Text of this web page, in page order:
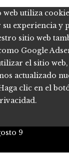
web utiliza
experiencia y
sitio web
Google
el sitio
actualizado
clic en el
9